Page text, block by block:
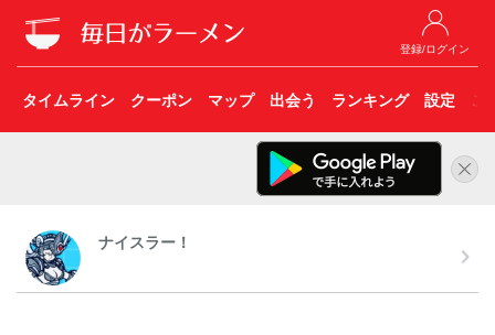
登録/ログイン
タイムライン クーポン マップ 出会う ランキング 設定 こ
ナイスラー！